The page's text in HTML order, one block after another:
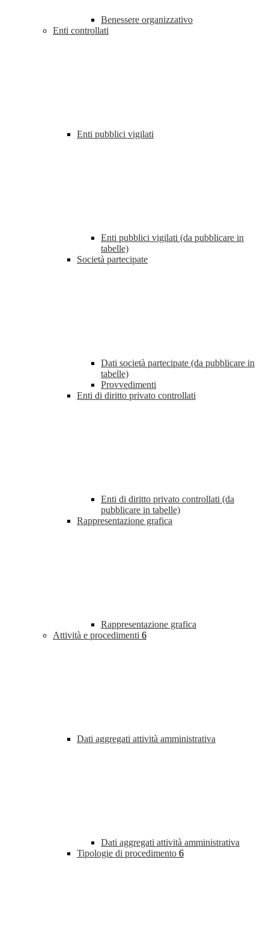
Benessere organizzativo
Enti controllati
Enti pubblici vigilati
Enti pubblici vigilati (da pubblicare in
tabelle)
Società partecipate
Dati società partecipate (da pubblicare in
tabelle)
Provvedimenti
Enti di diritto privato controllati
Enti di diritto privato controllati (da
pubblicare in tabelle)
Rappresentazione grafica
Rappresentazione grafica
Attività e procedimenti 6
Dati aggregati attività amministrativa
Dati aggregati attività amministrativa
Tipologie di procedimento 6